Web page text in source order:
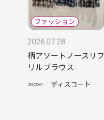
2026.07.28
柄アソートノースリフ
リルブラウス
ディスコート